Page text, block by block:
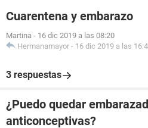
Cuarentena y embarazo
Martina - 16 dic 2019 a las 08:20
Hermanamayor - 16 dic 2019 a las
3 respuestas
¿Puedo quedar
anticonceptivas?